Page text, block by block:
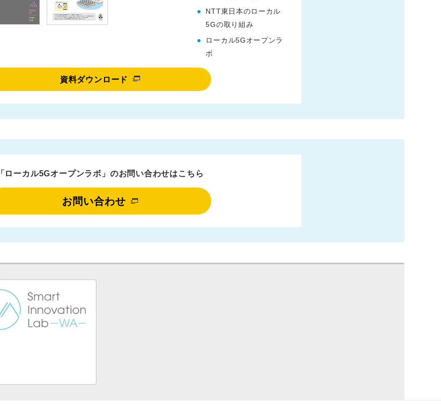
NTT東日本のローカル
5Gの取り組み
ローカル5Gオープンラ
ボ
資料ダウンロード
「ローカル5Gオープンラボ」のお問い合わせはこちら
お問い合わせ